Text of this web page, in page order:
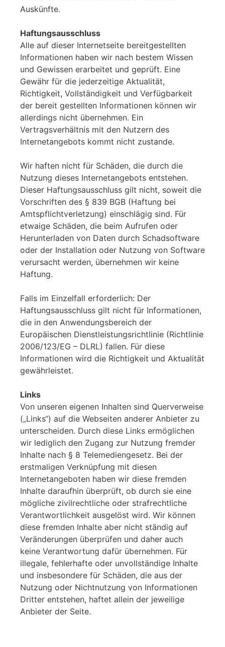
Auskünfte.
Haftungsausschluss
Alle auf dieser Internetseite bereitgestellten
Informationen haben wir nach bestem Wissen
und Gewissen erarbeitet und geprüft. Eine
Gewähr für die jederzeitige Aktualität,
Richtigkeit, Vollständigkeit und Verfügbarkeit
der bereit gestellten Informationen können wir
allerdings nicht übernehmen. Ein
Vertragsverhältnis mit den Nutzern des
Internetangebots kommt nicht zustande.
Wir haften nicht für Schäden, die durch die
Nutzung dieses Internetangebots entstehen.
Dieser Haftungsausschluss gilt nicht, soweit die
Vorschriften des § 839 BGB (Haftung bei
Amtspflichtverletzung) einschlägig sind. Für
etwaige Schäden, die beim Aufrufen oder
Herunterladen von Daten durch Schadsoftware
oder der Installation oder Nutzung von Software
verursacht werden, übernehmen wir keine
Haftung.
Falls im Einzelfall erforderlich: Der
Haftungsausschluss gilt nicht für Informationen,
die in den Anwendungsbereich der
Europäischen Dienstleistungsrichtlinie (Richtlinie
2006/123/EG – DLRL) fallen. Für diese
Informationen wird die Richtigkeit und Aktualität
gewährleistet.
Links
Von unseren eigenen Inhalten sind Querverweise
(„Links“) auf die Webseiten anderer Anbieter zu
unterscheiden. Durch diese Links ermöglichen
wir lediglich den Zugang zur Nutzung fremder
Inhalte nach § 8 Telemediengesetz. Bei der
erstmaligen Verknüpfung mit diesen
Internetangeboten haben wir diese fremden
Inhalte daraufhin überprüft, ob durch sie eine
mögliche zivilrechtliche oder strafrechtliche
Verantwortlichkeit ausgelöst wird. Wir können
diese fremden Inhalte aber nicht ständig auf
Veränderungen überprüfen und daher auch
keine Verantwortung dafür übernehmen. Für
illegale, fehlerhafte oder unvollständige Inhalte
und insbesondere für Schäden, die aus der
Nutzung oder Nichtnutzung von Informationen
Dritter entstehen, haftet allein der jeweilige
Anbieter der Seite.